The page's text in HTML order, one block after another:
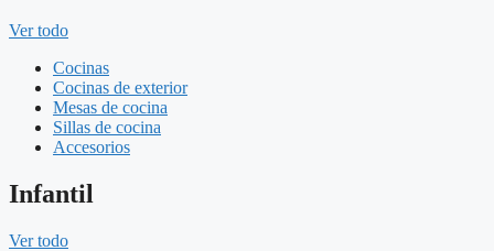
Ver todo
Cocinas
Cocinas de exterior
Mesas de cocina
Sillas de cocina
Accesorios
Infantil
Ver todo